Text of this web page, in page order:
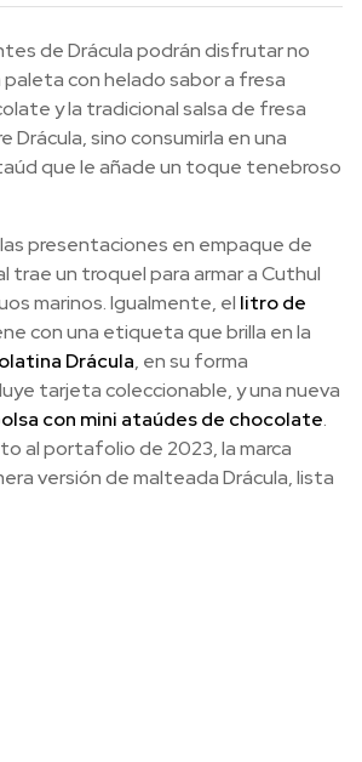
de Drácula podrán disfrutar no
con helado sabor a fresa
y la tradicional salsa de fresa
Drácula, sino consumirla en una
que le añade un toque tenebroso
presentaciones en empaque de
trae un troquel para armar a Cuthul
marinos. Igualmente, el litro de
con una etiqueta que brilla en la
Drácula, en su forma
tarjeta coleccionable, y una nueva
con mini ataúdes de chocolate.
al portafolio de 2023, la marca
versión de malteada Drácula, lista